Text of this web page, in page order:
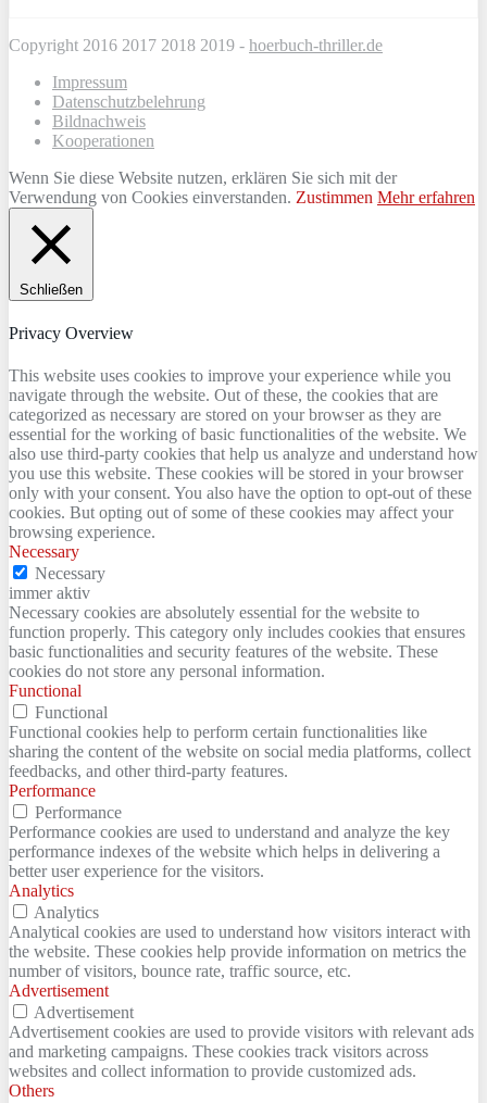
Copyright 2016 2017 2018 2019 - hoerbuch-thriller.de
Impressum
Datenschutzbelehrung
Bildnachweis
Kooperationen
Wenn Sie diese Website nutzen, erklären Sie sich mit der
Verwendung von Cookies einverstanden. Zustimmen Mehr erfahren
Schließen
Privacy Overview
This website uses cookies to improve your experience while you
navigate through the website. Out of these, the cookies that are
categorized as necessary are stored on your browser as they are
essential for the working of basic functionalities of the website. We
also use third-party cookies that help us analyze and understand how
you use this website. These cookies will be stored in your browser
only with your consent. You also have the option to opt-out of these
cookies. But opting out of some of these cookies may affect your
browsing experience.
Necessary
Necessary
immer aktiv
Necessary cookies are absolutely essential for the website to
function properly. This category only includes cookies that ensures
basic functionalities and security features of the website. These
cookies do not store any personal information.
Functional
Functional
Functional cookies help to perform certain functionalities like
sharing the content of the website on social media platforms, collect
feedbacks, and other third-party features.
Performance
Performance
Performance cookies are used to understand and analyze the key
performance indexes of the website which helps in delivering a
better user experience for the visitors.
Analytics
Analytics
Analytical cookies are used to understand how visitors interact with
the website. These cookies help provide information on metrics the
number of visitors, bounce rate, traffic source, etc.
Advertisement
Advertisement
Advertisement cookies are used to provide visitors with relevant ads
and marketing campaigns. These cookies track visitors across
websites and collect information to provide customized ads.
Others